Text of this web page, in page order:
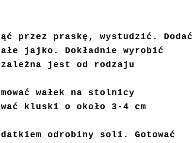
przez praskę, wystudzić. Dodać
jajko. Dokładnie wyrobić
jest od rodzaju
wałek na stolnicy
kluski o około 3-4 cm
odrobiny soli. Gotować